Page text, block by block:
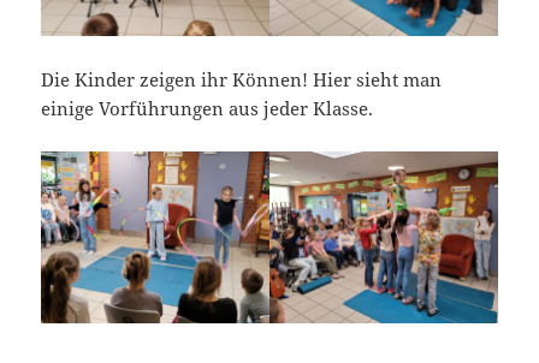
Die Kinder zeigen ihr Können! Hier sieht man
einige Vorführungen aus jeder Klasse.